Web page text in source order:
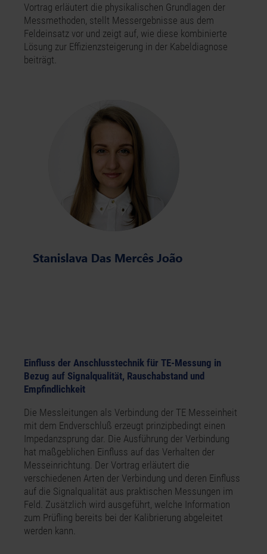
Vortrag erläutert die physikalischen Grundlagen der
Messmethoden, stellt Messergebnisse aus dem
Feldeinsatz vor und zeigt auf, wie diese kombinierte
Lösung zur Effizienzsteigerung in der Kabeldiagnose
beiträgt.
Einfluss der Anschlusstechnik für TE-Messung in
Bezug auf Signalqualität, Rauschabstand und
Empfindlichkeit
Die Messleitungen als Verbindung der TE Messeinheit
mit dem Endverschluß erzeugt prinzipbedingt einen
Impedanzsprung dar. Die Ausführung der Verbindung
hat maßgeblichen Einfluss auf das Verhalten der
Messeinrichtung. Der Vortrag erläutert die
verschiedenen Arten der Verbindung und deren Einfluss
auf die Signalqualität aus praktischen Messungen im
Feld. Zusätzlich wird ausgeführt, welche Information
zum Prüfling bereits bei der Kalibrierung abgeleitet
werden kann.